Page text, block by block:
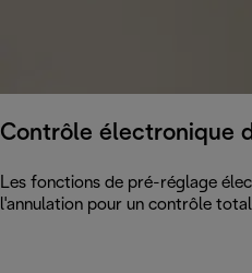
Contrôle électronique
Les fonctions de pré-réglage
l'annulation pour un contrôle